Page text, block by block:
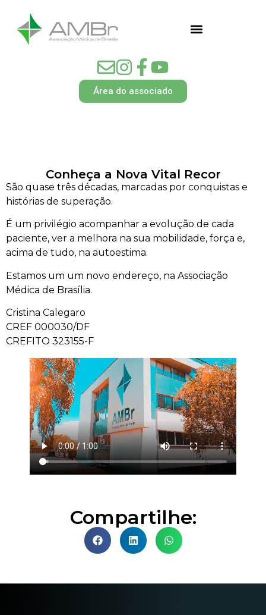
Área do associado
Conheça a Nova Vital Recor
São quase três décadas, marcadas por conquistas e
histórias de superação.
É um privilégio acompanhar a evolução de cada
paciente, ver a melhora na sua mobilidade, força e,
acima de tudo, na autoestima.
Estamos um um novo endereço, na Associação
Médica de Brasília.
Cristina Calegaro
CREF 000030/DF
CREFITO 323155-F
Compartilhe: